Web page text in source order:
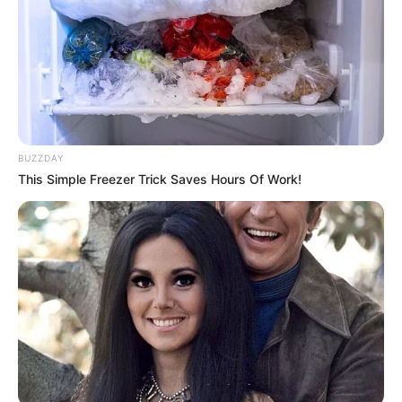
Un muerto y cinco heridos
dejó ataque armado en El
Carmen de Viboral
EL CARMEN DE VIBORAL -
ANTIOQUIA
Misterioso homicidio en El
Cuerpo con herida de bala
en el ojo fue encontrado
cerca a pista de patinaje
CARGAR MÁS
BUZZDAY
This Simple Freezer Trick Saves Hours Of Work!